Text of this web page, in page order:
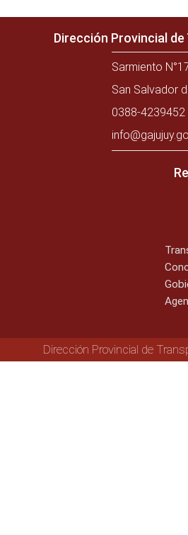
Dirección Provincial
Sarmiento
San Salvador
0388-
Dirección Provincial de